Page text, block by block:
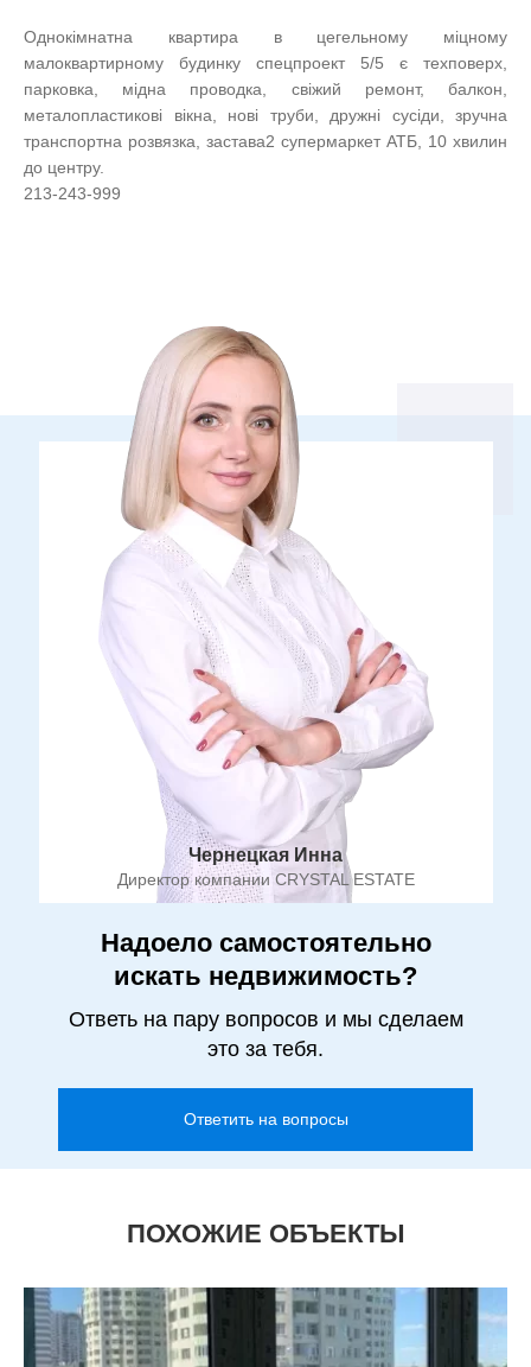
Однокімнатна квартира в цегельному міцному
малоквартирному будинку спецпроект 5/5 є техповерх,
парковка, мідна проводка, свіжий ремонт, балкон,
металопластикові вікна, нові труби, дружні сусіди, зручна
транспортна розвязка, застава2 супермаркет АТБ, 10 хвилин
до центру.
213-243-999
Чернецкая Инна
Директор компании CRYSTAL ESTATE
Надоело самостоятельно
искать недвижимость?
Ответь на пару вопросов и мы сделаем
это за тебя.
Ответить на вопросы
ПОХОЖИЕ ОБЪЕКТЫ